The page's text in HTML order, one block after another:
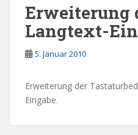
Erweiterung
Langtext-
5. Januar 2010
Erweiterung der
Eingabe.